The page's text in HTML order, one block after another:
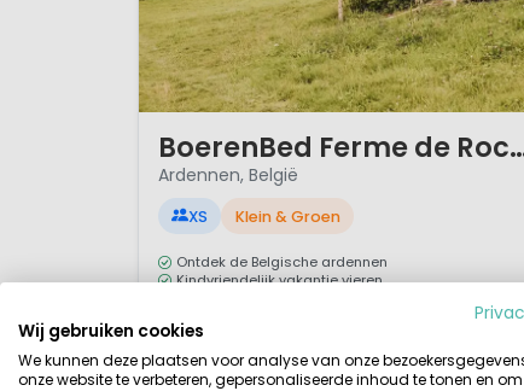
BoerenBed Ferme
Ardennen, België
XS Klein & Groen
Ontdek de Belgische ardennen
Kindvriendelijk vakantie vieren
In de Belgische Ardennen, tussen het nationale
Wij gebruiken cookies
We kunnen deze plaatsen voor analyse van onze
onze website te verbeteren, gepersonaliseerde inhoud te tonen en